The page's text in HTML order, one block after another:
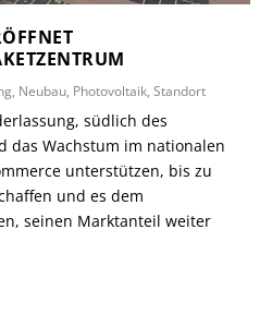
, Neubau, Photovoltaik,Standort
südlich des
das Wachstum im nationalen
unterstützen, bis zu
und es dem
seinen Marktanteil weiter